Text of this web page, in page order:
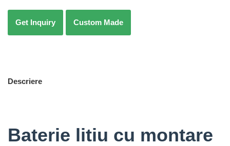
Descriere
Baterie litiu cu montare